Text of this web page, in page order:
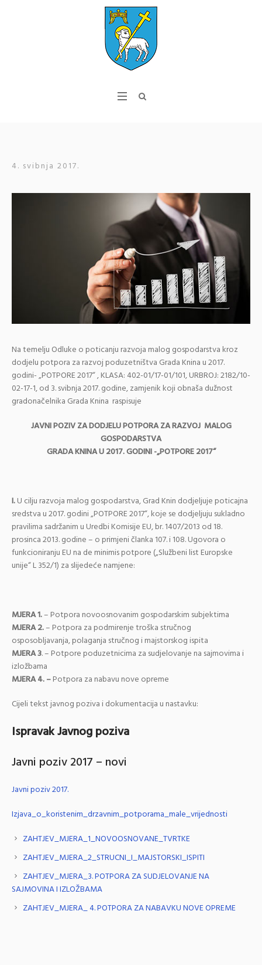
4. svibnja 2017.
Na temelju Odluke o poticanju razvoja malog gospodarstva kroz
dodjelu potpora za razvoj poduzetništva Grada Knina u 2017.
godini- „POTPORE 2017“ , KLASA: 402-01/17-01/101, URBROJ: 2182/10-
02-17-1, od 3. svibnja 2017. godine, zamjenik koji obnaša dužnost
gradonačelnika Grada Knina raspisuje
JAVNI POZIV ZA DODJELU POTPORA ZA RAZVOJ MALOG
GOSPODARSTVA
GRADA KNINA U 2017. GODINI -„POTPORE 2017“
I.U cilju razvoja malog gospodarstva, Grad Knin dodjeljuje poticajna
sredstva u 2017. godini „POTPORE 2017“, koje se dodjeljuju sukladno
pravilima sadržanim u Uredbi Komisije EU, br. 1407/2013 od 18.
prosinca 2013. godine – o primjeni članka 107. i 108. Ugovora o
funkcioniranju EU na de minimis potpore („Službeni list Europske
unije“ L 352/1) za slijedeće namjene:
MJERA 1.– Potpora novoosnovanim gospodarskim subjektima
MJERA 2.– Potpora za podmirenje troška stručnog
osposobljavanja, polaganja stručnog i majstorskog ispita
MJERA 3. – Potpore poduzetnicima za sudjelovanje na sajmovima i
izložbama
MJERA 4. –Potpora za nabavu nove opreme
Cijeli tekst javnog poziva i dokumentacija u nastavku:
Ispravak Javnog poziva
Javni poziv 2017 – novi
Javni poziv 2017.
Izjava_o_koristenim_drzavnim_potporama_male_vrijednosti
ZAHTJEV_MJERA_1_NOVOOSNOVANE_TVRTKE
ZAHTJEV_MJERA_2_STRUCNI_I_MAJSTORSKI_ISPITI
ZAHTJEV_MJERA_3. POTPORA ZA SUDJELOVANJE NA
SAJMOVINA I IZLOŽBAMA
ZAHTJEV_MJERA_ 4. POTPORA ZA NABAVKU NOVE OPREME